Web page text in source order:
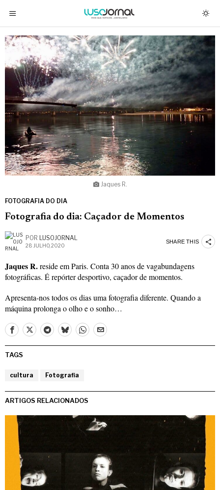
Jaques R.
FOTOGRAFIA DO DIA
Fotografia do dia: Caçador de Momentos
POR LUSOJORNAL
28 JULHO, 2020
SHARE THIS
Jaques R.reside em Paris. Conta 30 anos de vagabundagens
fotográficas. É repórter desportivo, caçador de momentos.
Apresenta-nos todos os dias uma fotografia diferente. Quando a
máquina prolonga o olho e o sonho…
TAGS
cultura Fotografia
ARTIGOS RELACIONADOS